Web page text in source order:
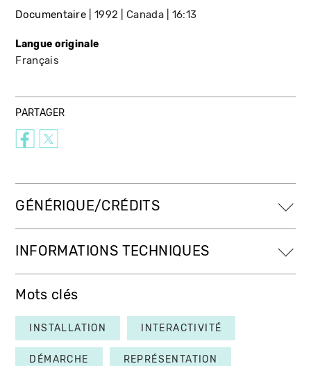
Documentaire 1992 Canada 16:13
Langue originale
Français
PARTAGER
GÉNÉRIQUE/CRÉDITS
INFORMATIONS TECHNIQUES
Mots clés
INSTALLATION INTERACTIVITÉ
DÉMARCHE REPRÉSENTATION